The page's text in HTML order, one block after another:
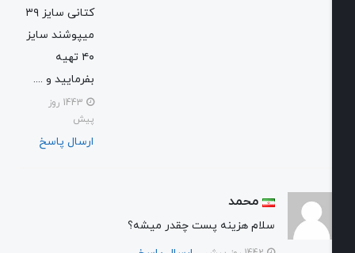
کتانی سایز ۳۹
میپوشند سایز
بفرمایید و ....
ارسال پاسخ
محمد
سلام هزینه پست چقدر میشه؟